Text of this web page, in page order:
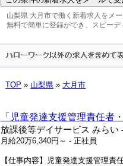
山梨県 大月市で働く新着求人をメ
無料で簡単に登録ができ、スピーデ
TOP » 山梨県 » 大月市
「児童発達支援管理責任者
放課後等デイサービス みらい -
月給20万6,340円～ - 正社員
【仕事内容】児童発達支援管理